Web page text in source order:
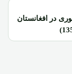
در افغانستان